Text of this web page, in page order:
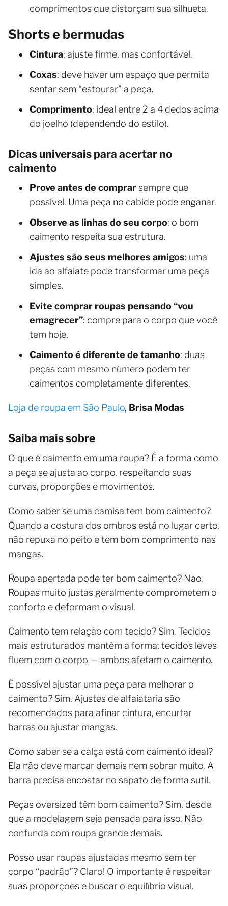
comprimentos que distorçam sua silhueta.
Shorts e bermudas
Cintura: ajuste firme, mas confortável.
Coxas: deve haver um espaço que permita
sentar sem “estourar” a peça.
Comprimento: ideal entre 2 a 4 dedos acima
do joelho (dependendo do estilo).
Dicas universais para acertar no
caimento
Prove antes de comprarsempre que
possível. Uma peça no cabide pode enganar.
Observe as linhas do seu corpo: o bom
caimento respeita sua estrutura.
Ajustes são seus melhores amigos: uma
ida ao alfaiate pode transformar uma peça
simples.
Evite comprar roupas pensando “vou
emagrecer”: compre para o corpo que você
tem hoje.
Caimento é diferente de tamanho: duas
peças com mesmo número podem ter
caimentos completamente diferentes.
Loja de roupa em São Paulo, Brisa Modas
Saiba mais sobre
O que é caimento em uma roupa? É a forma como
a peça se ajusta ao corpo, respeitando suas
curvas, proporções e movimentos.
Como saber se uma camisa tem bom caimento?
Quando a costura dos ombros está no lugar certo,
não repuxa no peito e tem bom comprimento nas
mangas.
Roupa apertada pode ter bom caimento? Não.
Roupas muito justas geralmente comprometem o
conforto e deformam o visual.
Caimento tem relação com tecido? Sim. Tecidos
mais estruturados mantêm a forma; tecidos leves
fluem com o corpo — ambos afetam o caimento.
É possível ajustar uma peça para melhorar o
caimento? Sim. Ajustes de alfaiataria são
recomendados para afinar cintura, encurtar
barras ou ajustar mangas.
Como saber se a calça está com caimento ideal?
Ela não deve marcar demais nem sobrar muito. A
barra precisa encostar no sapato de forma sutil.
Peças oversized têm bom caimento? Sim, desde
que a modelagem seja pensada para isso. Não
confunda com roupa grande demais.
Posso usar roupas ajustadas mesmo sem ter
corpo “padrão”? Claro! O importante é respeitar
suas proporções e buscar o equilíbrio visual.